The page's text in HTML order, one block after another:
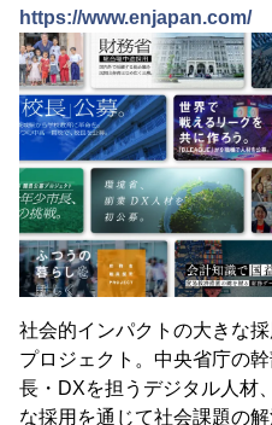
https://www.enjapan.com/
社会的インパクトの大きな
プロジェクト。中央省庁の
長・DXを担うデジタル人材
な採用を通じて社会課題の解